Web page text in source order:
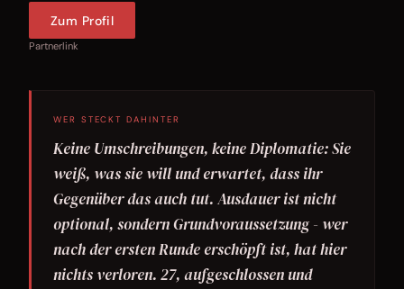
Zum Profil
Partnerlink
WER STECKT DAHINTER
Keine Umschreibungen, keine Diplomatie: Sie
weiß, was sie will und erwartet, dass ihr
Gegenüber das auch tut. Ausdauer ist nicht
optional, sondern Grundvoraussetzung - wer
nach der ersten Runde erschöpft ist, hat hier
nichts verloren. 27, aufgeschlossen und